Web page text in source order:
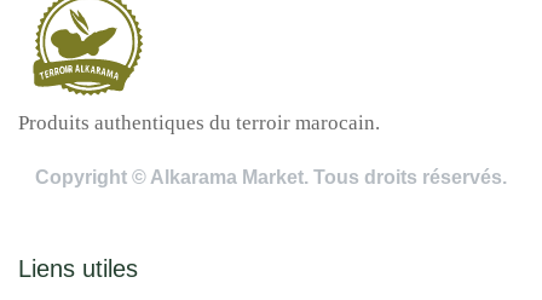
Produits authentiques du terroir marocain.
Copyright © Alkarama Market. Tous droits réservés.
Liens utiles